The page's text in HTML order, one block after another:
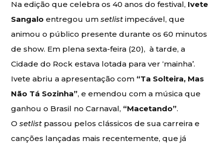
Na edição que celebra os 40 anos do festival, Ivete
Sangalo entregou umsetlist impecável, que
animou o público presente durante os 60 minutos
de show. Em plena sexta-feira (20), à tarde, a
Cidade do Rock estava lotada para ver ‘mainha’.
Ivete abriu a apresentação com “Ta Solteira, Mas
Não Tá Sozinha”, e emendou com a música que
ganhou o Brasil no Carnaval, “Macetando”.
Osetlist passou pelos clássicos de sua carreira e
canções lançadas mais recentemente, que já